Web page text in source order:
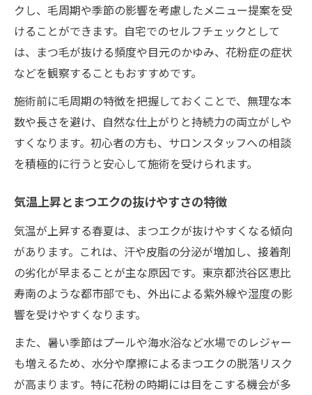
クし、毛周期や季節の影響を考慮したメニュー提案を受
けることができます。自宅でのセルフチェックとして
は、まつ毛が抜ける頻度や目元のかゆみ、花粉症の症状
などを観察することもおすすめです。
施術前に毛周期の特徴を把握しておくことで、無理な本
数や長さを避け、自然な仕上がりと持続力の両立がしや
すくなります。初心者の方も、サロンスタッフへの相談
を積極的に行うと安心して施術を受けられます。
気温上昇とまつエクの抜けやすさの特徴
気温が上昇する春夏は、まつエクが抜けやすくなる傾向
があります。これは、汗や皮脂の分泌が増加し、接着剤
の劣化が早まることが主な原因です。東京都渋谷区恵比
寿南のような都市部でも、外出による紫外線や湿度の影
響を受けやすくなります。
また、暑い季節はプールや海水浴など水場でのレジャー
も増えるため、水分や摩擦によるまつエクの脱落リスク
が高まります。特に花粉の時期には目をこする機会が多